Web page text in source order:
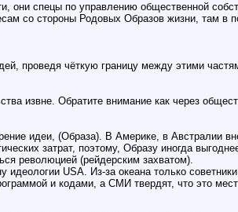
они спецы по управлению общественной
со стороны Родовых Образов жизни, там в
проведя чёткую границу между этими
извне. Обратите внимание как через
идеи, (Образа). В Америке, в Австралии
затрат, поэтому, Образу иногда
революцией (рейдерским захватом).
идеологии USА. Из-за океана только
и кодами, а СМИ твердят, что это